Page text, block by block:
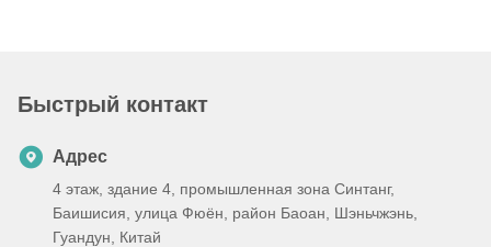
Быстрый контакт
Адрес
4 этаж, здание 4, промышленная зона Синтанг,
Баишисия, улица Фюён, район Баоан, Шэньчжэнь,
Гуандун, Китай